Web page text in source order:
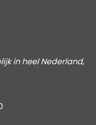
in heel Nederland,